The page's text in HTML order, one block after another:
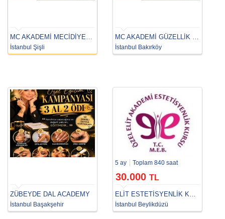
MC AKADEMİ MECİDİYEKÖY
İstanbul Şişli
MC AKADEMİ GÜZELLİK & SAÇ BAKIM BAKIRKÖY
İstanbul Bakırköy
ZÜBEYDE DAL ACADEMY
İstanbul Başakşehir
5 ay Toplam 840 saat
30.000 TL
ELİT ESTETİSYENLİK KURSU
İstanbul Beylikdüzü